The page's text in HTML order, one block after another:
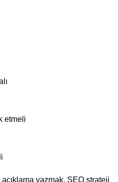
etmeli
yazmak, SEO strateji